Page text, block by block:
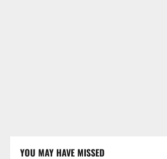
YOU MAY HAVE MISSED